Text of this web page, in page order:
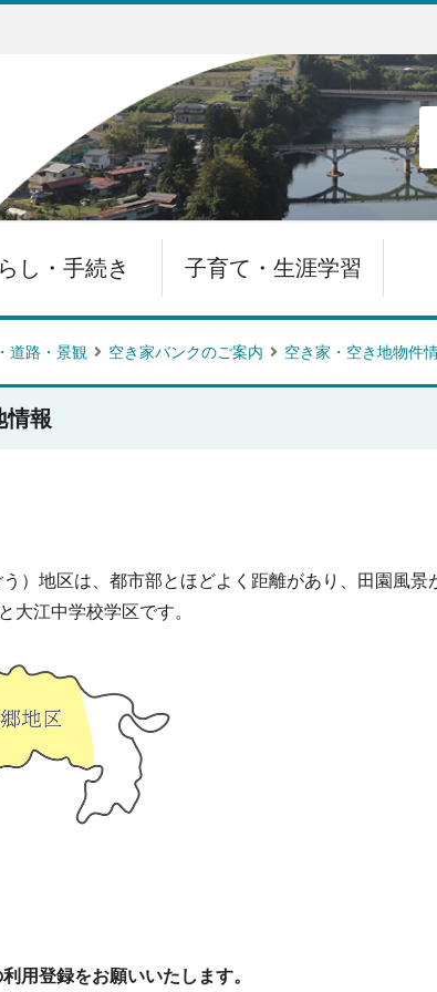
し・手続き 子育て・生涯学習
道路・景観 空き家バンクのご案内 空き家・空き地物件
情報
）地区は、都市部とほどよく距離があり、田園風景
大江中学校学区です。
用登録をお願いいたします。